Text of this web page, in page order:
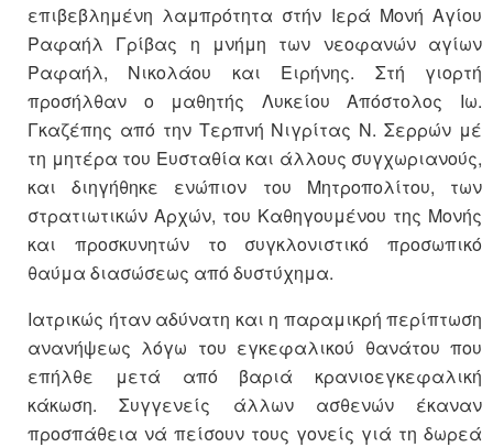
επιβεβλημένη λαμπρότητα στήν Ιερά Μονή Αγίου
Ραφαήλ Γρίβας η μνήμη των νεοφανών αγίων
Ραφαήλ, Νικολάου και Ειρήνης. Στή γιορτή
προσήλθαν ο μαθητής Λυκείου Απόστολος Ιω.
Γκαζέπης από την Τερπνή Νιγρίτας Ν. Σερρών μέ
τη μητέρα του Ευσταθία και άλλους συγχωριανούς,
και διηγήθηκε ενώπιον του Μητροπολίτου, των
στρατιωτικών Αρχών, του Καθηγουμένου της Μονής
και προσκυνητών το συγκλονιστικό προσωπικό
θαύμα διασώσεως από δυστύχημα.
Ιατρικώς ήταν αδύνατη και η παραμικρή περίπτωση
ανανήψεως λόγω του εγκεφαλικού θανάτου που
επήλθε μετά από βαριά κρανιοεγκεφαλική
κάκωση. Συγγενείς άλλων ασθενών έκαναν
προσπάθεια νά πείσουν τους γονείς γιά τη δωρεά